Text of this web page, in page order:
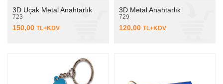
3D Uçak Metal Anahtarlık
723
150,00 TL+KDV
3D Metal Anahtarlık
729
120,00 TL+KDV